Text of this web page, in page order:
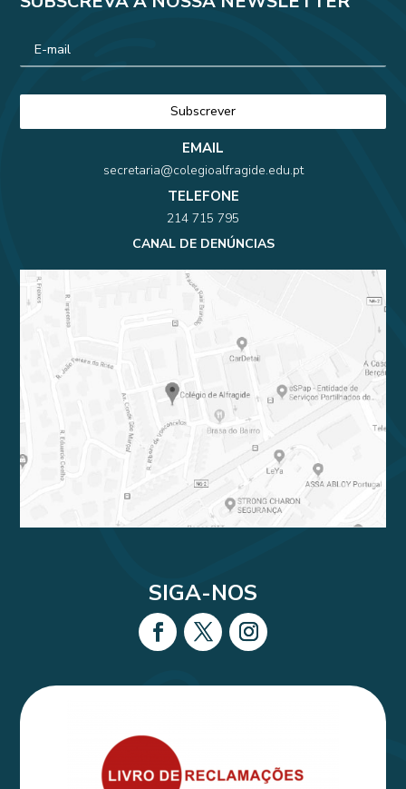
EMAIL
secretaria@colegioalfragide.edu.pt
TELEFONE
214 715 795
CANAL DE DENÚNCIAS
SIGA-NOS